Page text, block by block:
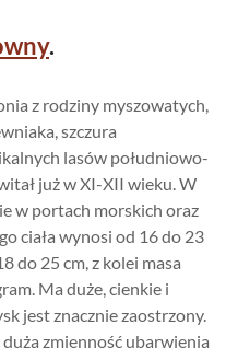
.
z rodziny myszowatych,
szczura
lasów południowo-
już w XI-XII wieku. W
w portach morskich oraz
ciała wynosi od 16 do 23
do 25 cm, z kolei masa
Ma duże, cienkie i
jest znacznie zaostrzony.
zmienność ubarwienia